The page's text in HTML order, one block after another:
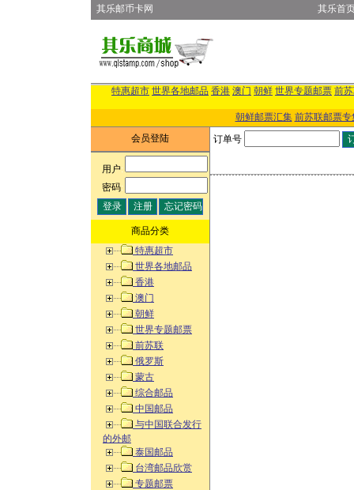
其乐邮币卡网 其乐首
特惠超市 世界各地邮品 香港 澳门 朝鲜 世界专题邮票 前
朝鲜邮票汇集 前苏联邮票专
会员登陆
用户:
密码:
商品分类
特惠超市
世界各地邮品
香港
澳门
朝鲜
世界专题邮票
前苏联
俄罗斯
蒙古
综合邮品
中国邮品
与中国联合发行
的外邮
泰国邮品
台湾邮品欣赏
专题邮票
订单号